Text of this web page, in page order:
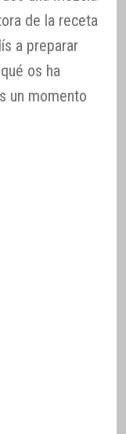
de la receta
a preparar
os ha
un momento